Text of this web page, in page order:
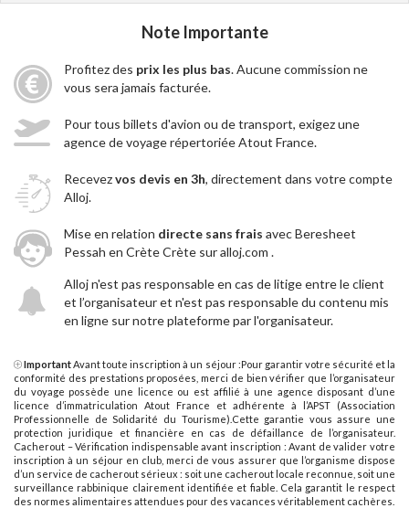
Note Importante
Profitez des prix les plus bas. Aucune commission ne
vous sera jamais facturée.
Pour tous billets d'avion ou de transport, exigez une
agence de voyage répertoriée Atout France.
Recevezvos devis en 3h, directement dans votre compte
Alloj.
Mise en relation directe sans frais avec Beresheet
Pessah en Crète Crète sur alloj.com .
Alloj n'est pas responsable en cas de litige entre le client
et l’organisateur et n'est pas responsable du contenu mis
en ligne sur notre plateforme par l'organisateur.
ImportantAvant toute inscription à un séjour :Pour garantir votre sécurité et la
conformité des prestations proposées, merci de bien vérifier que l’organisateur
du voyage possède une licence ou est affilié à une agence disposant d’une
licence d’immatriculation Atout France et adhérente à l’APST (Association
Professionnelle de Solidarité du Tourisme).Cette garantie vous assure une
protection juridique et financière en cas de défaillance de l’organisateur.
Cacherout – Vérification indispensable avant inscription : Avant de valider votre
inscription à un séjour en club, merci de vous assurer que l’organisme dispose
d’un service de cacherout sérieux : soit une cacherout locale reconnue, soit une
surveillance rabbinique clairement identifiée et fiable. Cela garantit le respect
des normes alimentaires attendues pour des vacances véritablement cachères.